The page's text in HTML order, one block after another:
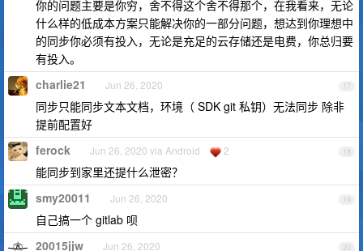
你的问题主要是你穷，舍不得这个舍不得那个，在我看来，无论
什么样的低成本方案只能解决你的一部分问题，想达到你理想中
的同步你必须有投入，无论是充足的云存储还是电费，你总归要
有投入。
17
charlie21 Jun 26, 2020
同步只能同步文本文档，环境（ SDK git 私钥）无法同步 除非
提前配置好
18
ferock Jun 26, 2020 via Android 2
能同步到家里还提什么泄密？
19
smy20011 Jun 26, 2020
自己搞一个 gitlab 呗
20
20015jjw Jun 26, 2020